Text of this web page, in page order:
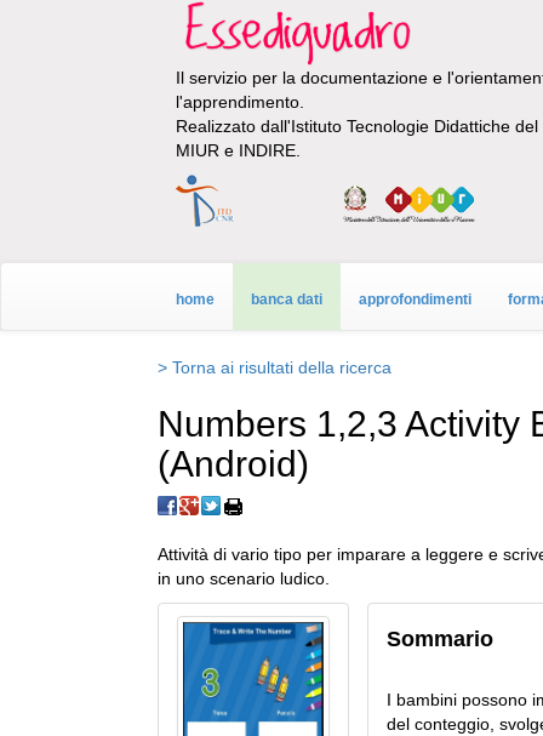
Il servizio per la documentazione e
l'apprendimento.
Realizzato dall'Istituto Tecnologie Didattiche
MIUR e INDIRE.
home banca dati approfondimenti
> Torna ai risultati della ricerca
Numbers 1,2,3 Activity
(Android)
Attività di vario tipo per imparare a leggere e
in uno scenario ludico.
Sommario
I bambini possono
del conteggio,